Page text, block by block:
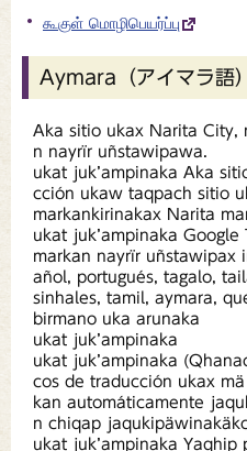
கூகுள் மொழிபெயர்ப்பு
Aymara（アイマラ語）
Aka sitio ukax Narita City,
n nayrïr uñstawipawa.
ukat juk’ampinaka Aka
cción ukaw taqpach sitio
markankirinakax Narita
ukat juk’ampinaka
markan nayrïr uñstawipax
añol, portugués, tagalo,
sinhales, tamil, aymara,
birmano uka arunaka
ukat juk’ampinaka
ukat juk’ampinaka
cos de traducción ukax
kan automáticamente
n chiqap
ukat juk’ampinaka